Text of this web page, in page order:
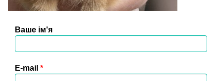
Ваше ім'я
E-mail *